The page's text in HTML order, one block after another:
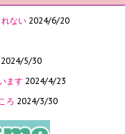
ない 2024/6/20
2024/5/30
ます 2024/4/23
ろ 2024/3/30